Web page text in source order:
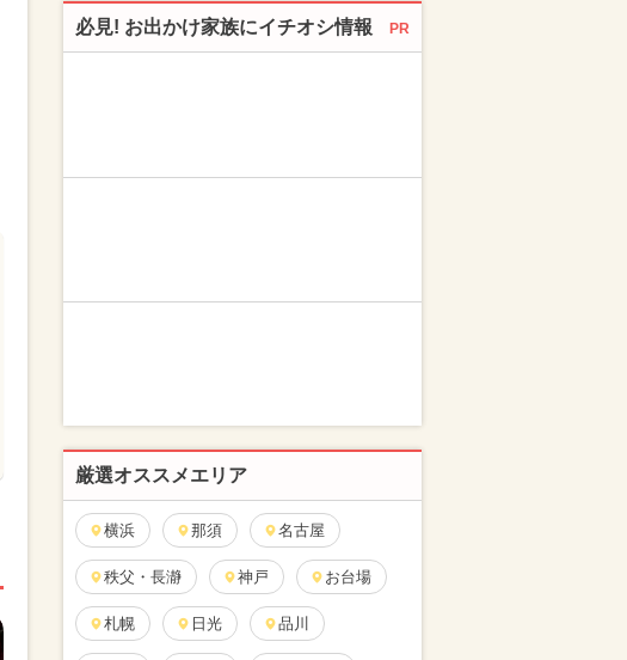
必見! お出かけ家族にイチオシ情報 PR
厳選オススメエリア
横浜 那須 名古屋
秩父・長瀞 神戸 お台場
札幌 日光 品川